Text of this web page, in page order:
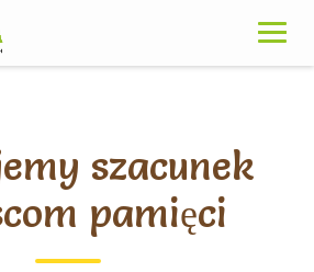
szacunek
pamięci